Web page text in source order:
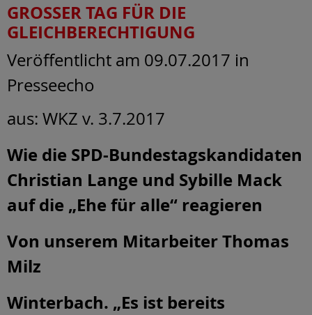
GROSSER TAG FÜR DIE G
LEICHBERECHTIGUNG
Veröffentlicht am 09.07.2017 in
Presseecho
aus: WKZ v. 3.7.2017
Wie die SPD-Bundestagskandidaten
Christian Lange und Sybille Mack
auf die „Ehe für alle“ reagieren
Von unserem Mitarbeiter Thomas
Milz
Winterbach. „Es ist bereits